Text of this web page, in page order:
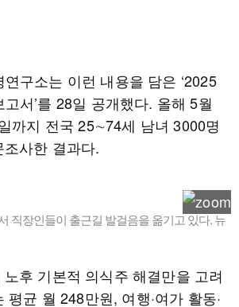
구소는 이런 내용을 담은 ‘2025
서’를 28일 공개했다. 올해 5월
까지 전국 25∼74세 남녀 3000명
사한 결과다.
직장인들이 출근길 발걸음을 옮기고 있다. 뉴
후 기본적 의식주 해결만을 고려
평균 월 248만원, 여행·여가 활동·